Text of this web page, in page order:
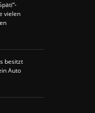
vielen
besitzt
Auto